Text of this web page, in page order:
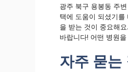
광주 북구 용봉동 주
택에 도움이 되셨기
을 받는 것이 중요해
바랍니다! 어떤 병원
자주 묻